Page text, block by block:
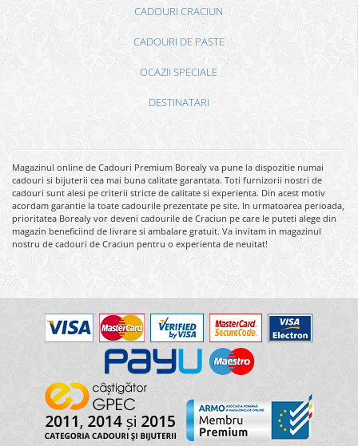
CADOURI CRACIUN
CADOURI DE PASTE
OCAZII SPECIALE
DESTINATARI
Magazinul online de Cadouri Premium Borealy va pune la dispozitie numai
cadouri si bijuterii cea mai buna calitate garantata. Toti furnizorii nostri de
cadouri sunt alesi pe criterii stricte de calitate si experienta. Din acest motiv
acordam garantie la toate cadourile prezentate pe site. In urmatoarea perioada,
prioritatea Borealy vor deveni cadourile de Craciun pe care le puteti alege din
magazin beneficiind de livrare si ambalare gratuit. Va invitam in magazinul
nostru de cadouri de Craciun pentru o experienta de neuitat!